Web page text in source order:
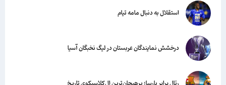
استقلال به دنبال مامه تیام
درخشش نمایندگان عربستان در لیگ نخبگان آسیا